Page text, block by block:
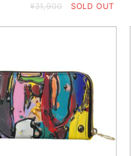
¥31,900 SOLD OUT